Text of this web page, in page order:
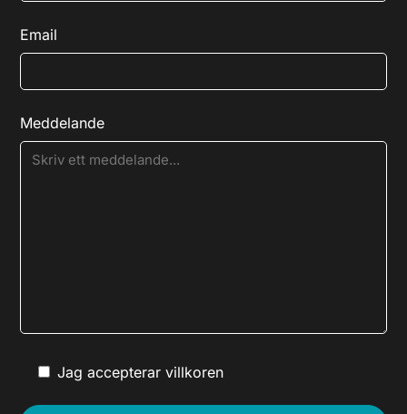
Email
Meddelande
Jag accepterar villkoren